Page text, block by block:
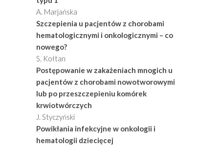
A. Marjańska
Szczepienia u pacjentów z chorobami
hematologicznymi i onkologicznymi – co
nowego?
S. Kołtan
Postępowanie w zakażeniach mnogich u
pacjentów z chorobami nowotworowymi
lub po przeszczepieniu komórek
krwiotwórczych
J. Styczyński
Powikłania infekcyjne w onkologii i
hematologii dziecięcej